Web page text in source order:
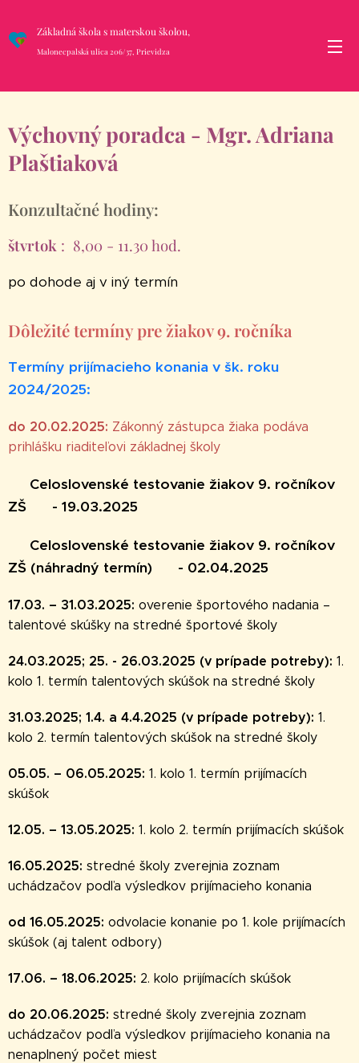
Základná škola s materskou školou,
Malonecpalská ulica 206/37, Prievidza
Výchovný poradca - Mgr. Adriana
Plaštiaková
Konzultačné hodiny:
štvrtok : 8,00 - 11.30 hod.
po dohode aj v iný termín
Dôležité termíny pre žiakov 9. ročníka
Termíny prijímacieho konania v šk. roku
2024/2025:
do 20.02.2025: Zákonný zástupca žiaka podáva
prihlášku riaditeľovi základnej školy
Celoslovenské testovanie žiakov 9. ročníkov
ZŠ
♣ - 19.03.2025
Celoslovenské testovanie žiakov 9. ročníkov
ZŠ (náhradný termín)
♣ - 02.04.2025
17.03. – 31.03.2025: overenie športového nadania –
talentové skúšky na stredné športové školy
24.03.2025; 25. - 26.03.2025 (v prípade potreby): 1.
kolo 1. termín talentových skúšok na stredné školy
31.03.2025; 1.4. a 4.4.2025 (v prípade potreby): 1.
kolo 2. termín talentových skúšok na stredné školy
05.05. – 06.05.2025: 1. kolo 1. termín prijímacích
skúšok
12.05. – 13.05.2025: 1. kolo 2. termín prijímacích skúšok
16.05.2025: stredné školy zverejnia zoznam
uchádzačov podľa výsledkov prijímacieho konania
od 16.05.2025: odvolacie konanie po 1. kole prijímacích
skúšok (aj talent odbory)
17.06. – 18.06.2025: 2. kolo prijímacích skúšok
do 20.06.2025: stredné školy zverejnia zoznam
uchádzačov podľa výsledkov prijímacieho konania na
nenaplnený počet miest